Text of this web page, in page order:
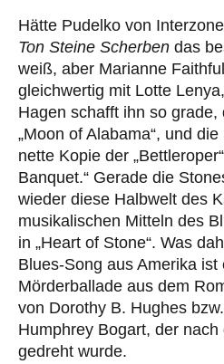
Hätte Pudelko von
Ton Steine Scherben das
weiß, aber Marianne
gleichwertig mit Lotte
Hagen schafft ihn so grade,
„Moon of Alabama“, und
nette Kopie der
Banquet.“ Gerade die
wieder diese Halbwelt des
musikalischen Mitteln des
in „Heart of Stone“. Was
Blues-Song aus Amerika
Mörderballade aus dem
von Dorothy B. Hughes
Humphrey Bogart, der nach
gedreht wurde.